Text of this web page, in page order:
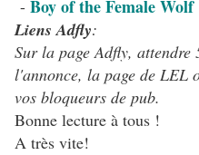
- Boy of the Female Wolf
Liens Adfly:
Sur la page Adfly, attendre
l'annonce, la page de LEL
vos bloqueurs de pub.
Bonne lecture à tous !
A très vite!